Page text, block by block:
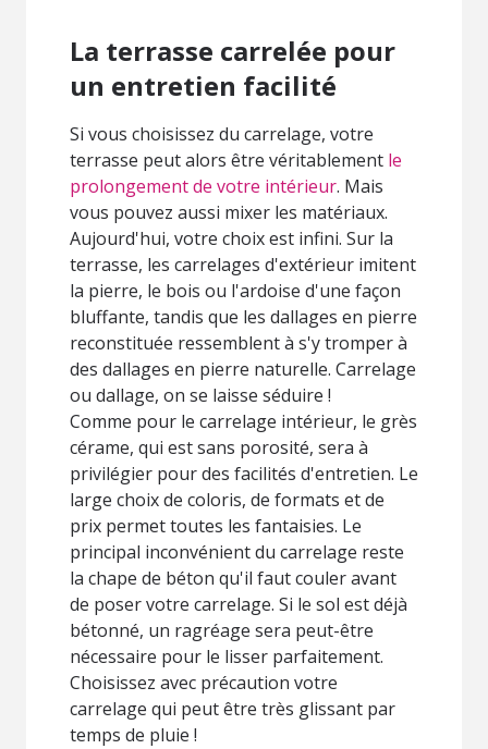
La terrasse carrelée pour
un entretien facilité
Si vous choisissez du carrelage, votre
terrasse peut alors être véritablement le
prolongement de votre intérieur. Mais
vous pouvez aussi mixer les matériaux.
Aujourd'hui, votre choix est infini. Sur la
terrasse, les carrelages d'extérieur imitent
la pierre, le bois ou l'ardoise d'une façon
bluffante, tandis que les dallages en pierre
reconstituée ressemblent à s'y tromper à
des dallages en pierre naturelle. Carrelage
ou dallage, on se laisse séduire !
Comme pour le carrelage intérieur, le grès
cérame, qui est sans porosité, sera à
privilégier pour des facilités d'entretien. Le
large choix de coloris, de formats et de
prix permet toutes les fantaisies. Le
principal inconvénient du carrelage reste
la chape de béton qu'il faut couler avant
de poser votre carrelage. Si le sol est déjà
bétonné, un ragréage sera peut-être
nécessaire pour le lisser parfaitement.
Choisissez avec précaution votre
carrelage qui peut être très glissant par
temps de pluie !